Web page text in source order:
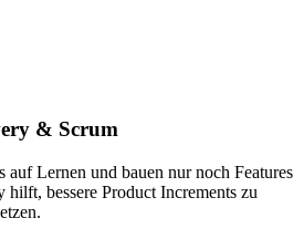
& Scrum
auf Lernen und bauen nur noch Features
bessere Product Increments zu